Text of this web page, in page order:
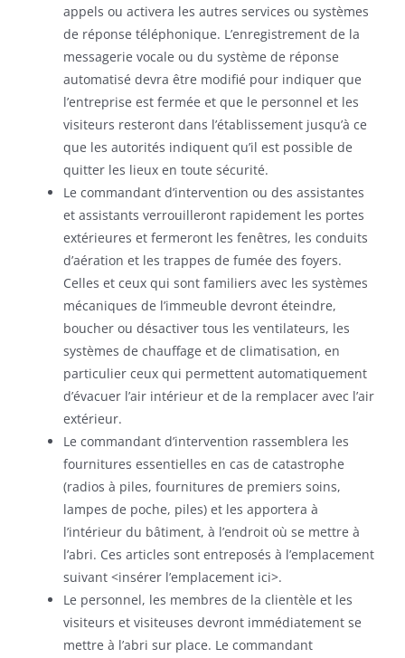
appels ou activera les autres services ou systèmes
de réponse téléphonique. L’enregistrement de la
messagerie vocale ou du système de réponse
automatisé devra être modifié pour indiquer que
l’entreprise est fermée et que le personnel et les
visiteurs resteront dans l’établissement jusqu’à ce
que les autorités indiquent qu’il est possible de
quitter les lieux en toute sécurité.
Le commandant d’intervention ou des assistantes
et assistants verrouilleront rapidement les portes
extérieures et fermeront les fenêtres, les conduits
d’aération et les trappes de fumée des foyers.
Celles et ceux qui sont familiers avec les systèmes
mécaniques de l’immeuble devront éteindre,
boucher ou désactiver tous les ventilateurs, les
systèmes de chauffage et de climatisation, en
particulier ceux qui permettent automatiquement
d’évacuer l’air intérieur et de la remplacer avec l’air
extérieur.
Le commandant d’intervention rassemblera les
fournitures essentielles en cas de catastrophe
(radios à piles, fournitures de premiers soins,
lampes de poche, piles) et les apportera à
l’intérieur du bâtiment, à l’endroit où se mettre à
l’abri. Ces articles sont entreposés à l’emplacement
suivant <insérer l’emplacement ici>.
Le personnel, les membres de la clientèle et les
visiteurs et visiteuses devront immédiatement se
mettre à l’abri sur place. Le commandant